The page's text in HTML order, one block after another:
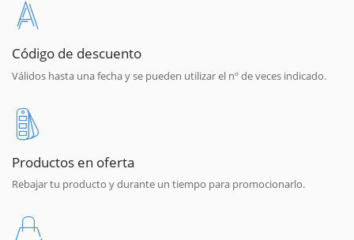
Código de descuento
Válidos hasta una fecha y se pueden utilizar el nº de veces indicado.
Productos en oferta
Rebajar tu producto y durante un tiempo para promocionarlo.